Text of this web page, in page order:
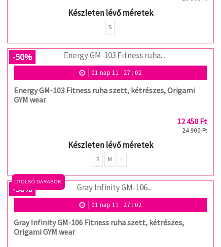
Készleten lévő méretek
S
-50%
01 nap 11 : 27 :02
Energy GM-103 Fitness ruha szett, kétrészes, Origami
GYM wear
12 450 Ft
24 900 Ft
Készleten lévő méretek
S M L
UTOLSÓ DARABOK!
-50%
01 nap 11 : 27 :02
Gray Infinity GM-106 Fitness ruha szett, kétrészes,
Origami GYM wear